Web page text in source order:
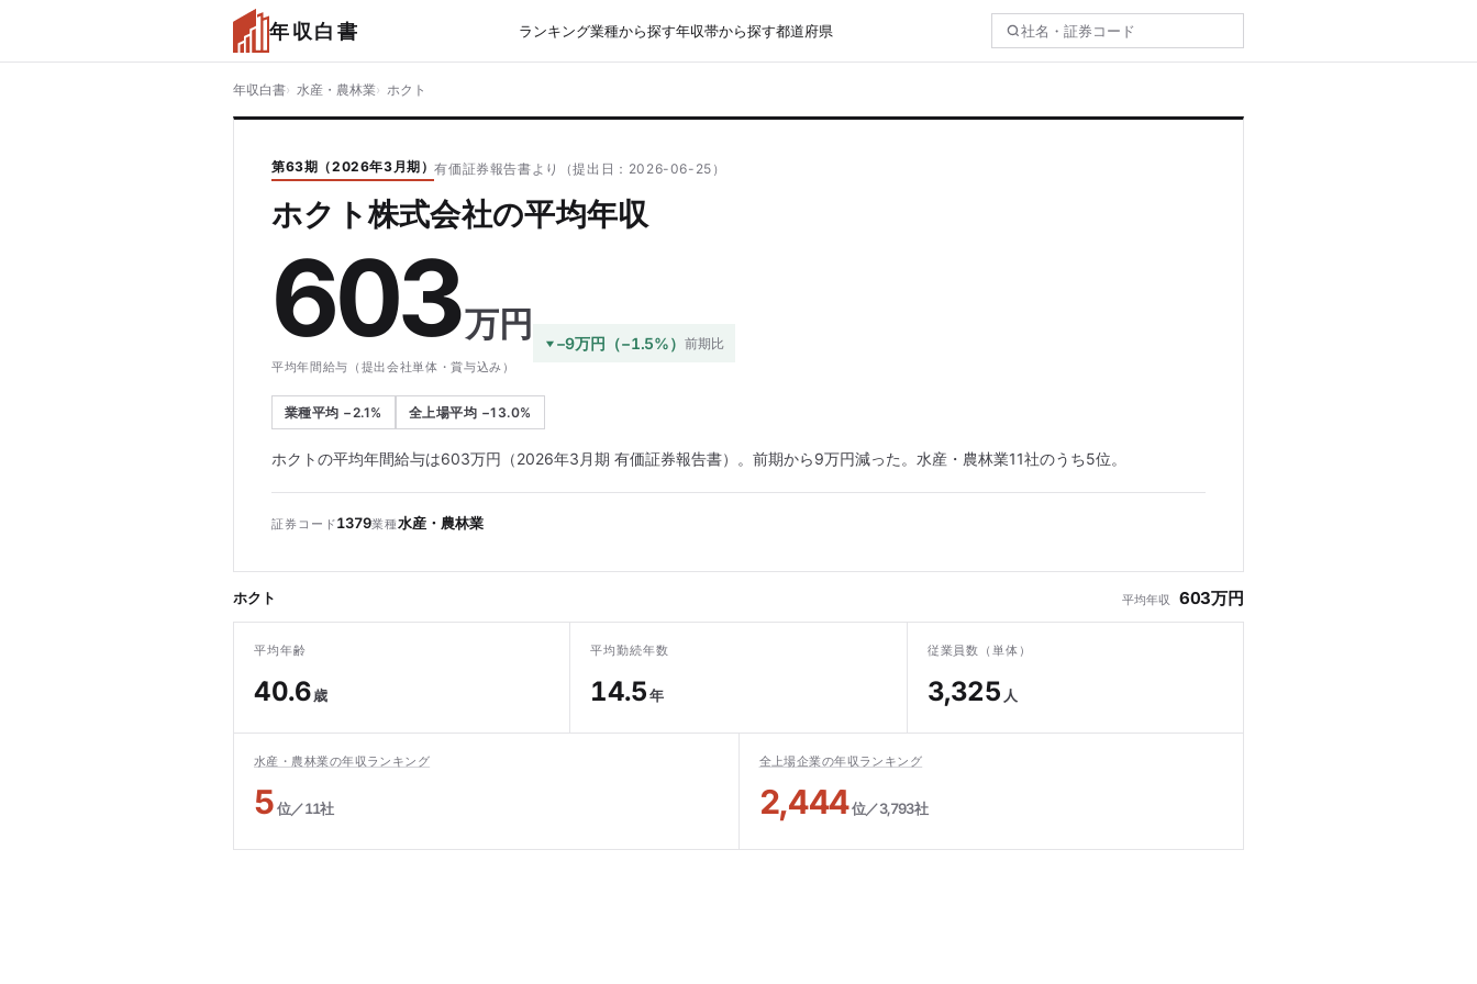
年収白書 ランキング業種から探す年収帯から探す都道府県
年収白書 水産・農林業 ホクト
第63期（2026年3月期）有価証券報告書より（提出日：2026-06-25）
ホクト株式会社の平均年収
603万円
平均年間給与（提出会社単体・賞与込み）
−9万円（−1.5%） 前期比
業種平均 −2.1% 全上場平均 −13.0%
ホクトの平均年間給与は603万円（2026年3月期 有価証券報告書）。前期から9万円減った。水産・農林業11社のうち5位。
証券コード1379業種水産・農林業
ホクト 平均年収 603万円
平均年齢
40.6歳
平均勤続年数
14.5 年
従業員数（単体）
3,325 人
水産・農林業の年収ランキング
5位／11社
全上場企業の年収ランキング
2,444位／3,793社